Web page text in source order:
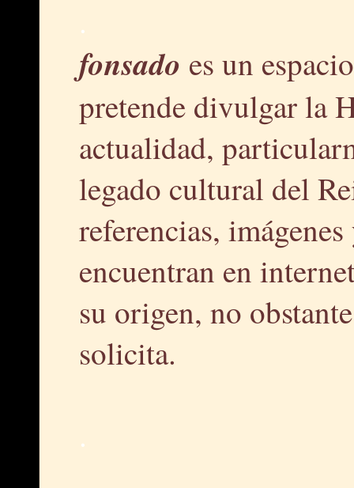
.
fonsado es un
pretende divulgar la
actualidad,
legado cultural del
referencias,
encuentran en
su origen, no
solicita.
.